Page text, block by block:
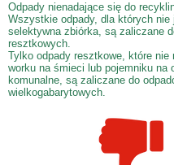
Odpady nienadające się do
Wszystkie odpady, dla których nie
selektywna zbiórka, są zaliczane
resztkowych.
Tylko odpady resztkowe, które nie
worku na śmieci lub pojemniku na
komunalne, są zaliczane do
wielkogabarytowych.